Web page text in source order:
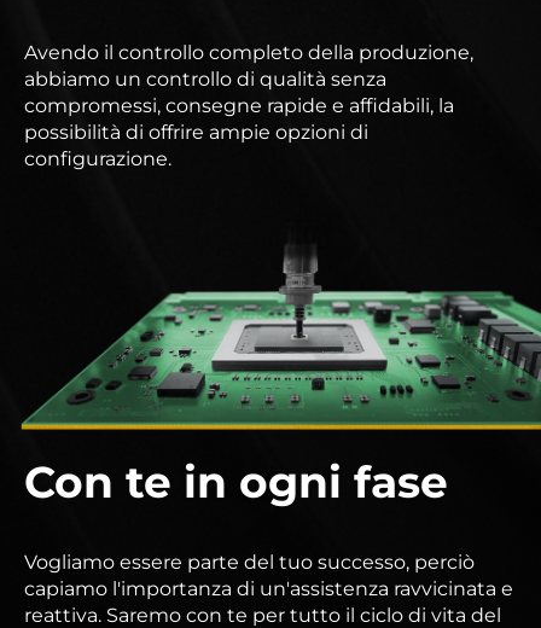
Avendo il controllo completo della produzione,
abbiamo un controllo di qualità senza
compromessi, consegne rapide e affidabili, la
possibilità di offrire ampie opzioni di
configurazione.
Con te in ogni fase
Vogliamo essere parte del tuo successo, perciò
capiamo l'importanza di un'assistenza ravvicinata e
reattiva. Saremo con te per tutto il ciclo di vita del